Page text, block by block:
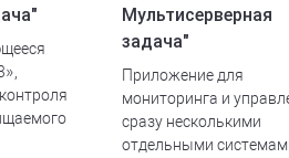
Мультисерверная
задача"
Приложение для
мониторинга и
сразу несколькими
отдельными